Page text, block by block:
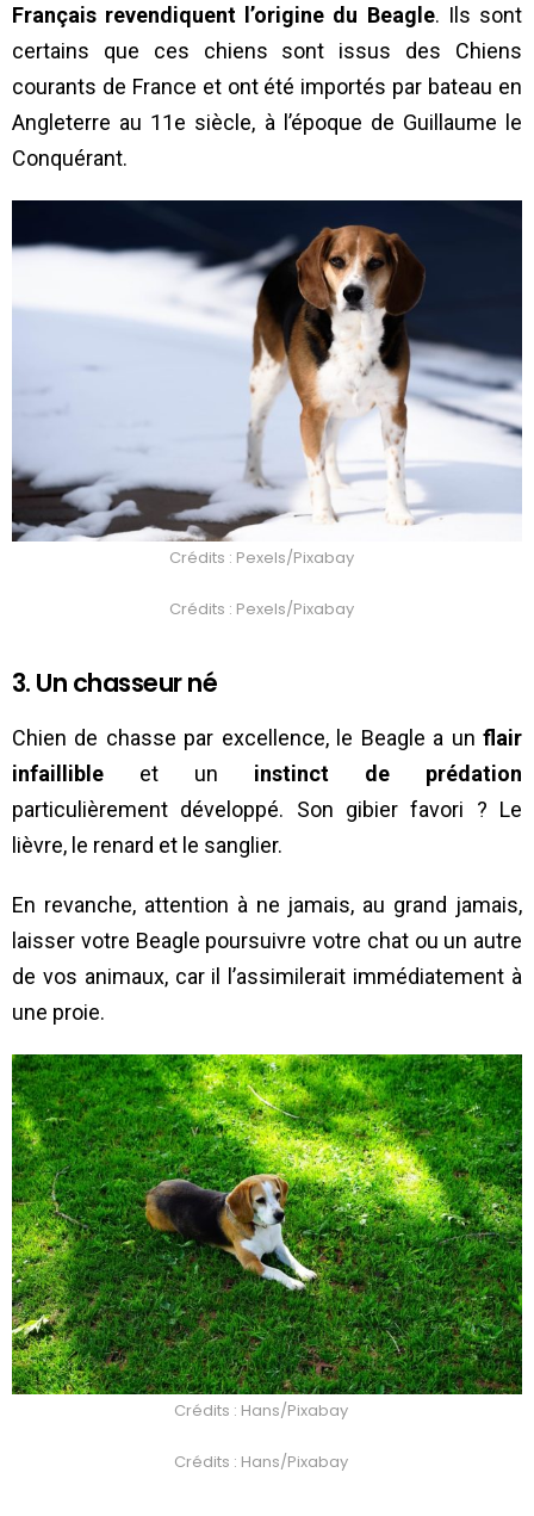
Français revendiquent l’origine du Beagle. Ils sont
certains que ces chiens sont issus des Chiens
courants de France et ont été importés par bateau en
Angleterre au 11e siècle, à l’époque de Guillaume le
Conquérant.
Crédits : Pexels/Pixabay
Crédits : Pexels/Pixabay
3. Un chasseur né
Chien de chasse par excellence, le Beagle a un flair
infaillible et un instinct de prédation
particulièrement développé. Son gibier favori ? Le
lièvre, le renard et le sanglier.
En revanche, attention à ne jamais, au grand jamais,
laisser votre Beagle poursuivre votre chat ou un autre
de vos animaux, car il l’assimilerait immédiatement à
une proie.
Crédits : Hans/Pixabay
Crédits : Hans/Pixabay